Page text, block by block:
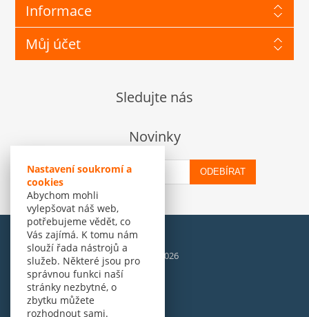
Nastavení soukromí a
cookies
Abychom mohli
vylepšovat náš web,
potřebujeme vědět, co
Vás zajímá. K tomu nám
slouží řada nástrojů a
služeb. Některé jsou pro
správnou funkci naší
stránky nezbytné, o
zbytku můžete
rozhodnout sami.
Informace
Můj účet
Sledujte nás
Novinky
ODEBÍRAT
© Amenit Software Solutions, 1998 - 2026
Powered by nopCommerce